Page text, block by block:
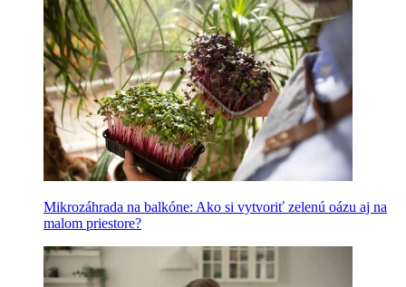
Mikrozáhrada na balkóne: Ako si vytvoriť zelenú oázu aj na
malom priestore?